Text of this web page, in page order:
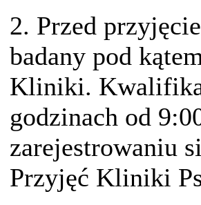
2. Przed
badany pod
Kliniki.
godzinach od
zarejestrowaniu
Przyjęć Kliniki